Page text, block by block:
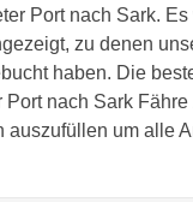
Port nach Sark.
zu denen
haben. Die
Port nach Sark
auszufüllen um alle